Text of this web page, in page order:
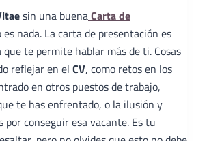
sin una buenaCarta de
es nada. La carta de presentación es
te permite hablar más de ti. Cosas
reflejar en el CV, como retos en los
en otros puestos de trabajo,
te has enfrentado, o la ilusión y
por conseguir esa vacante. Es tu